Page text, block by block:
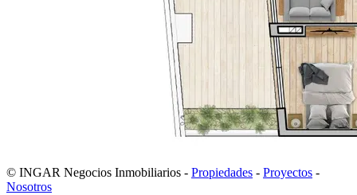
© INGAR Negocios Inmobiliarios - Propiedades - Proyectos -
Nosotros